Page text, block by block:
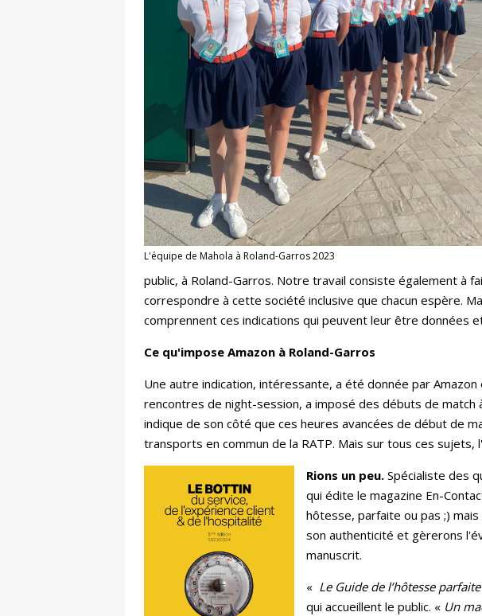
L'équipe de Mahola à Roland-Garros 2023
public, à Roland-Garros. Notre travail consiste également à
correspondre à cette société inclusive que chacun espère.
comprennent ces indications qui peuvent leur être données
Ce qu'impose Amazon à Roland-Garros
Une autre indication, intéressante, a été donnée par
rencontres de night-session, a imposé des débuts de
indique de son côté que ces heures avancées de début de
transports en commun de la RATP. Mais sur tous ces
Rions un peu.Spécialiste des
qui édite le magazine En-
hôtesse, parfaite ou pas ;)
son authenticité et gèrerons
manuscrit.
« Le Guide de l’hôtesse
qui accueillent le public. « Un